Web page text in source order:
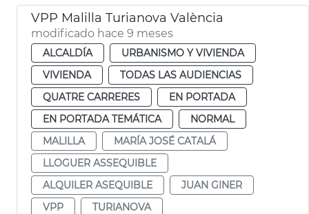
VPP Malilla Turianova València
modificado hace 9 meses
ALCALDÍA
URBANISMO Y VIVIENDA
VIVIENDA
TODAS LAS AUDIENCIAS
QUATRE CARRERES
EN PORTADA
EN PORTADA TEMÁTICA
NORMAL
MALILLA
MARÍA JOSÉ CATALÁ
LLOGUER ASSEQUIBLE
ALQUILER ASEQUIBLE
JUAN GINER
VPP
TURIANOVA